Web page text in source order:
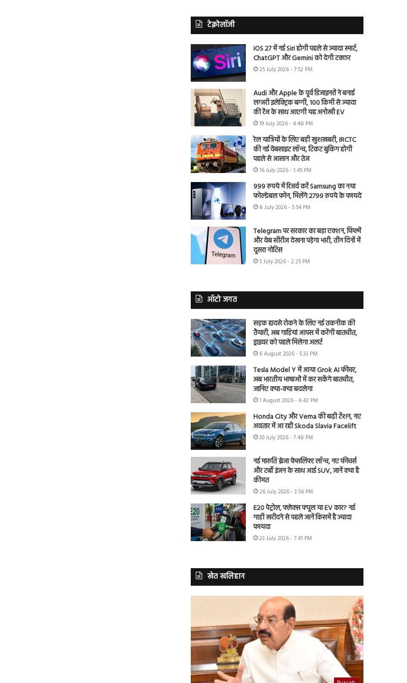
टेक्नोलॉजी
iOS 27 में नई Siri होगी पहले से ज्यादा स्मार्ट,
ChatGPT और Gemini को देगी टक्कर
25 July 2026 - 7:52 PM
Audi और Apple के पूर्व डिजाइनरों ने बनाई
लग्जरी इलेक्ट्रिक बग्गी, 100 किमी से ज्यादा
की रेंज के साथ आएगी यह अनोखी EV
19 July 2026 - 4:48 PM
रेल यात्रियों के लिए बड़ी खुशखबरी, IRCTC
की नई वेबसाइट लॉन्च, टिकट बुकिंग होगी
पहले से आसान और तेज
16 July 2026 - 1:45 PM
999 रुपये में रिजर्व करें Samsung का नया
फोल्डेबल फोन, मिलेंगे 2799 रुपये के फायदे
8 July 2026 - 5:54 PM
Telegram पर सरकार का बड़ा एक्शन, फिल्में
और वेब सीरीज देखना पड़ेगा भारी, तीन दिनों में
दूसरा नोटिस
5 July 2026 - 2:25 PM
ऑटो जगत
सड़क हादसे रोकने के लिए नई तकनीक की
तैयारी, अब गाड़ियां आपस में करेंगी बातचीत,
ड्राइवर को पहले मिलेगा अलर्ट
6 August 2026 - 5:33 PM
Tesla Model Y में आया Grok AI फीचर,
अब भारतीय भाषाओं में कर सकेंगे बातचीत,
जानिए क्या-क्या बदलेगा
1 August 2026 - 6:42 PM
Honda City और Verna की बढ़ी टेंशन, नए
अवतार में आ रही Skoda Slavia Facelift
30 July 2026 - 7:48 PM
नई मारुति ब्रेजा फेसलिफ्ट लॉन्च, नए फीचर्स
और टर्बो इंजन के साथ आई SUV, जानें क्या है
कीमत
26 July 2026 - 3:56 PM
E20 पेट्रोल, फ्लेक्स फ्यूल या EV कार? नई
गाड़ी खरीदने से पहले जानें किसमें है ज्यादा
फायदा
23 July 2026 - 7:41 PM
खेत खलिहान